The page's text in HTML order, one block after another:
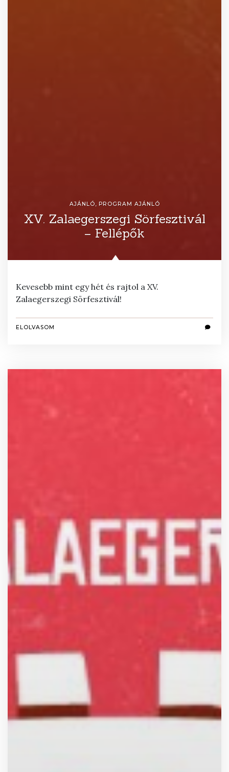
AJÁNLÓ, PROGRAM AJÁNLÓ
XV. Zalaegerszegi Sörfesztivál
– Fellépők
Kevesebb mint egy hét és rajtol a XV.
Zalaegerszegi Sörfesztivál!
ELOLVASOM